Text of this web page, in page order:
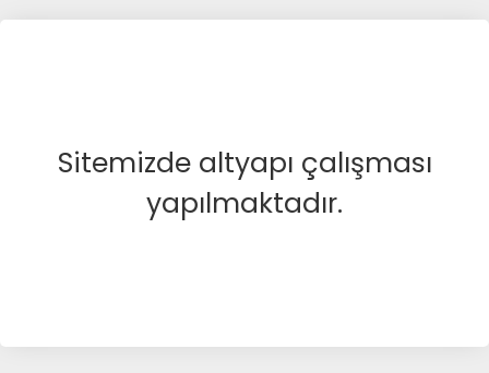
Sitemizde altyapı çalışması
yapılmaktadır.